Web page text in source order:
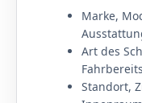
Marke,
Art des
Standort,